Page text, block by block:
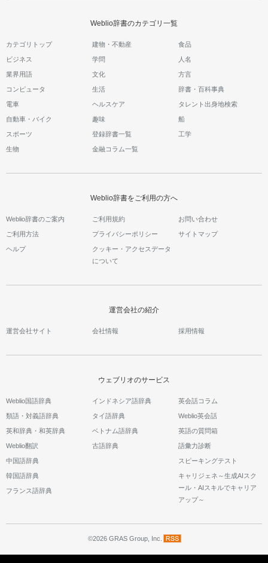
Weblio辞書のカテゴリ一覧
カテゴリトップ 建物・不動産 食品
ビジネス 学問 人名
業界用語 文化 方言
コンピュータ 生活 辞書・百科事典
電車 ヘルスケア タレント出身地検索
自動車・バイク 趣味 船
スポーツ 登録辞書一覧 工学
生物 金融コラム一覧
Weblio辞書をご利用の方へ
Weblio辞書のご案内 ご利用規約 お問い合わせ
ご利用方法 プライバシーポリシー サイトマップ
ヘルプ
クッキー・アクセスデータ
について
運営会社の紹介
運営会社サイト 会社情報 採用情報
ウェブリオのサービス
Weblio国語辞典
類語・対義語辞典
英和辞典・和英辞典
Weblio翻訳
中国語辞典
韓国語辞典
フランス語辞典
インドネシア語辞典
タイ語辞典
ベトナム語辞典
古語辞典
英会話コラム
Weblio英会話
英語の質問箱
語彙力診断
スピーキングテスト
キャリジェネ～生成AIスク
ール・AIスキルでキャリア
アップ～
©2026 GRAS Group, Inc.